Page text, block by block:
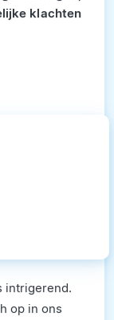
klachten
intrigerend.
op in ons